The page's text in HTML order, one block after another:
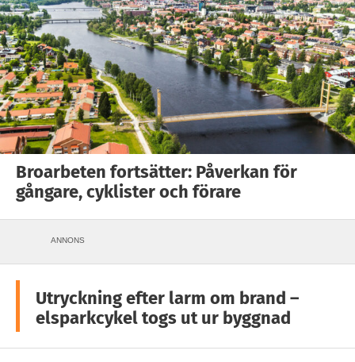
Broarbeten fortsätter: Påverkan för
gångare, cyklister och förare
ANNONS
Utryckning efter larm om brand –
elsparkcykel togs ut ur byggnad